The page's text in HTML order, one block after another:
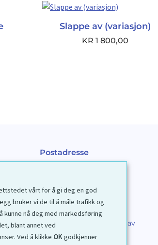
Slappe av (variasjon)
KR 1 800,00
Postadresse
0201 Oslo
Mobilnummer til sporing av
forsendelser: 91924069
vårt for å gi deg en god
bruker vi de til å måle trafikk og
kunne nå deg med markedsføring
blant annet ved
Ved å klikke OKgodkjenner